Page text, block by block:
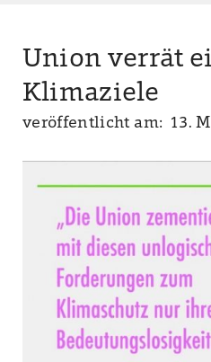
Union verrät
Klimaziele
veröffentlicht am: 13.